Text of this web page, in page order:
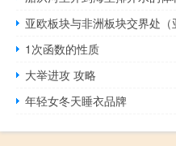
亚欧板块与非洲板块交界处（
1次函数的性质
大举进攻 攻略
年轻女冬天睡衣品牌